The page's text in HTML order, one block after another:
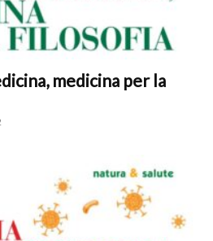
medicina per la